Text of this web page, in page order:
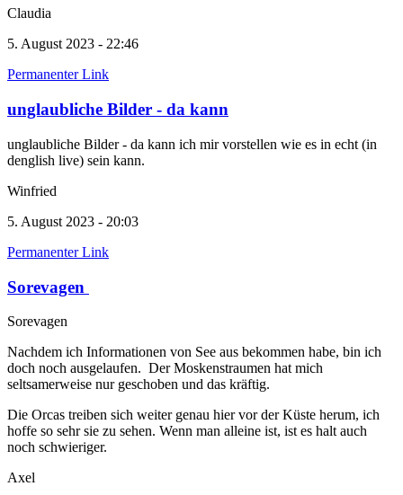
Claudia
5. August 2023 - 22:46
Permanenter Link
unglaubliche Bilder - da kann
unglaubliche Bilder - da kann ich mir vorstellen wie es in echt (in
denglish live) sein kann.
Winfried
5. August 2023 - 20:03
Permanenter Link
Sorevagen
Sorevagen
Nachdem ich Informationen von See aus bekommen habe, bin ich
doch noch ausgelaufen. Der Moskenstraumen hat mich
seltsamerweise nur geschoben und das kräftig.
Die Orcas treiben sich weiter genau hier vor der Küste herum, ich
hoffe so sehr sie zu sehen. Wenn man alleine ist, ist es halt auch
noch schwieriger.
Axel